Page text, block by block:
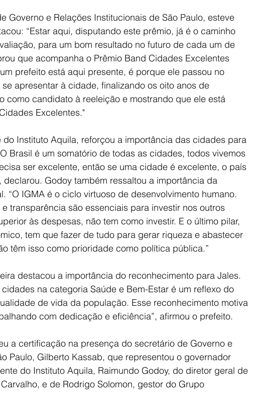
Governo e Relações Institucionais de São Paulo, esteve
“Estar aqui, disputando este prêmio, já é o caminho
para um bom resultado no futuro de cada um de
que acompanha o Prêmio Band Cidades Excelentes
prefeito está aqui presente, é porque ele passou no
apresentar à cidade, finalizando os oito anos de
como candidato à reeleição e mostrando que ele está
Excelentes."
do Instituto Aquila, reforçou a importância das cidades para
Brasil é um somatório de todas as cidades, todos vivemos
ser excelente, então se uma cidade é excelente, o país
declarou. Godoy também ressaltou a importância da
“O IGMA é o ciclo virtuoso de desenvolvimento humano.
transparência são essenciais para investir nos outros
às despesas, não tem como investir. E o último pilar,
tem que fazer de tudo para gerar riqueza e abastecer
têm isso como prioridade como política pública.”
destacou a importância do reconhecimento para Jales.
na categoria Saúde e Bem-Estar é um reflexo do
de vida da população. Esse reconhecimento motiva
com dedicação e eficiência”, afirmou o prefeito.
a certificação na presença do secretário de Governo e
Paulo, Gilberto Kassab, que representou o governador
do Instituto Aquila, Raimundo Godoy, do diretor geral de
e de Rodrigo Solomon, gestor do Grupo